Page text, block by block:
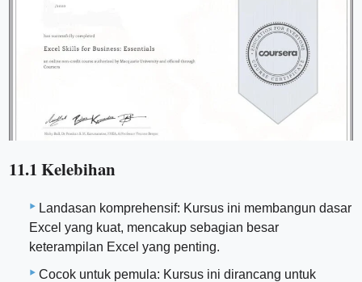
11.1 Kelebihan
Landasan komprehensif: Kursus ini membangun dasar
Excel yang kuat, mencakup sebagian besar
keterampilan Excel yang penting.
Cocok untuk pemula: Kursus ini dirancang untuk